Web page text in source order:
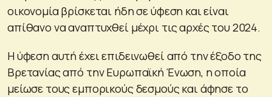
οικονομία βρίσκεται ήδη σε ύφεση και είναι
απίθανο να αναπτυχθεί μέχρι τις αρχές του 2024.
Η ύφεση αυτή έχει επιδεινωθεί από την έξοδο της
Βρετανίας από την Ευρωπαϊκή Ένωση, η οποία
μείωσε τους εμπορικούς δεσμούς και άφησε το